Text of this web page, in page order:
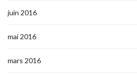
juin 2016
mai 2016
mars 2016